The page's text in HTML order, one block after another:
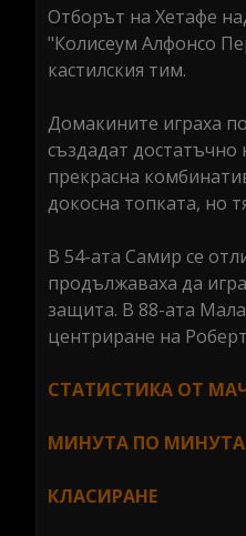
Отборът на Хетафе
"Колисеум Алфонсо
кастилския тим.
Домакините играха
създадат
прекрасна
докосна топката, но
В 54-ата Самир се
продължаваха да
защита. В 88-ата
центриране на
СТАТИСТИКА ОТ
МИНУТА ПО МИНУТА
КЛАСИРАНЕ